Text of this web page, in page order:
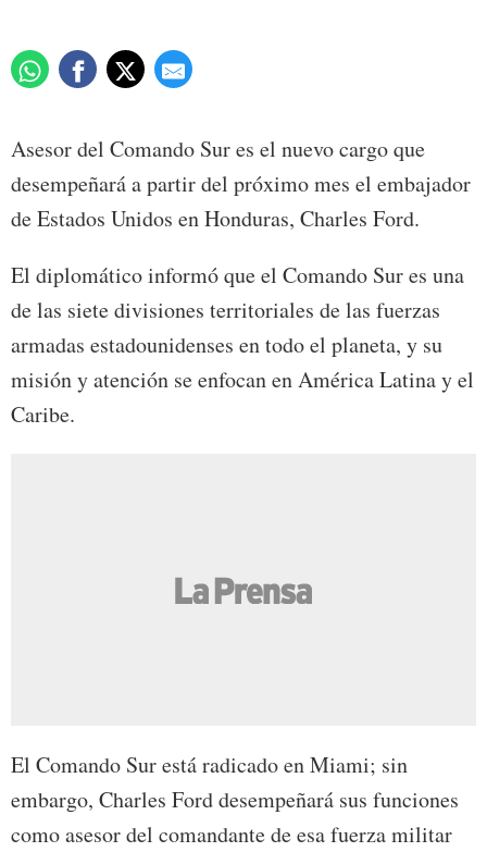
Asesor del Comando Sur es el nuevo cargo que
desempeñará a partir del próximo mes el embajador
de Estados Unidos en Honduras, Charles Ford.
El diplomático informó que el Comando Sur es una
de las siete divisiones territoriales de las fuerzas
armadas estadounidenses en todo el planeta, y su
misión y atención se enfocan en América Latina y el
Caribe.
El Comando Sur está radicado en Miami; sin
embargo, Charles Ford desempeñará sus funciones
como asesor del comandante de esa fuerza militar